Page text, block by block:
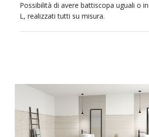
Possibilità di avere battiscopa uguali o
L, realizzati tutti su misura.